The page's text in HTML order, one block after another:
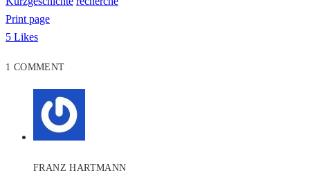
Print page
5 Likes
1 COMMENT
FRANZ HARTMANN